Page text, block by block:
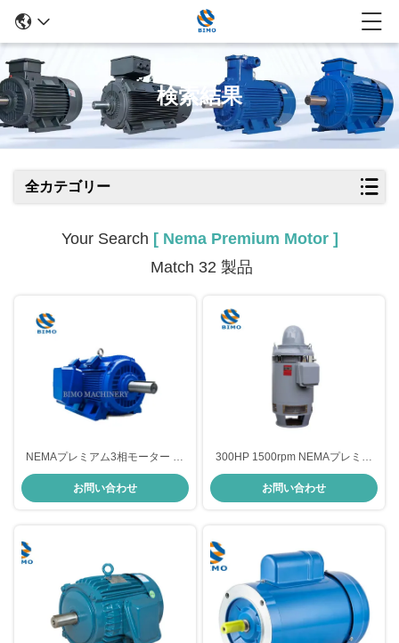
検索結果
全カテゴリー
Your Search [ Nema Premium Motor ]
Match 32 製品
NEMAプレミアム3相モーター 大
トルク 460V 575V 230V 60Hz
300HP-400HP ACインダクション
モーター
お問い合わせ
300HP 1500rpm NEMAプレミア
ム効率モーター 220KW VHSモー
ター
お問い合わせ